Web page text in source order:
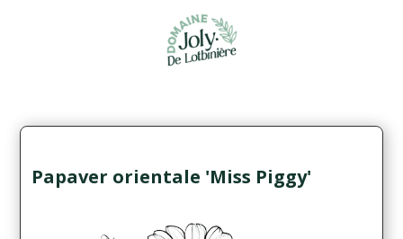
Papaver orientale 'Miss Piggy'